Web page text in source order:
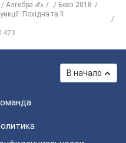
Алгебра ✍
Бевз 2018
Похідна та її
1473
В начало